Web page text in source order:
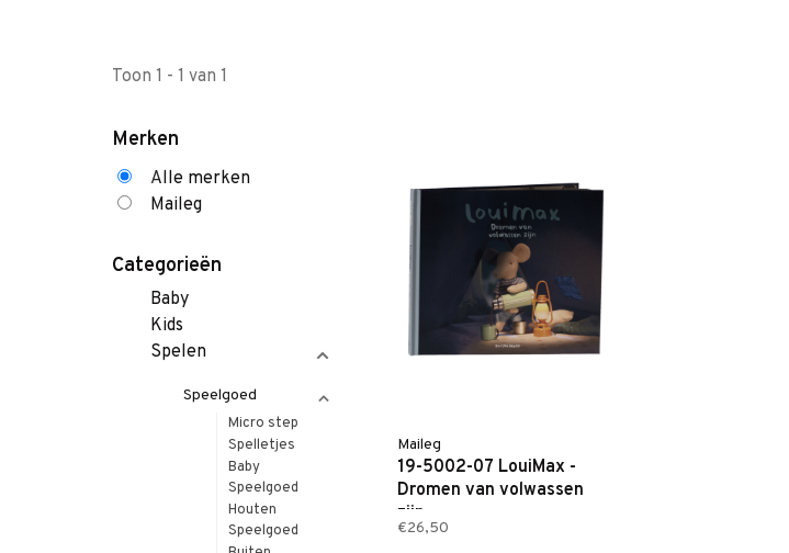
Toon 1 - 1 van 1
Merken
Alle merken
Maileg
Categorieën
Baby
Kids
Spelen
Speelgoed
Micro step
Spelletjes
Baby
Speelgoed
Houten
Speelgoed
Maileg
19-5002-07 LouiMax -
Dromen van volwassen
zijn
€26,50